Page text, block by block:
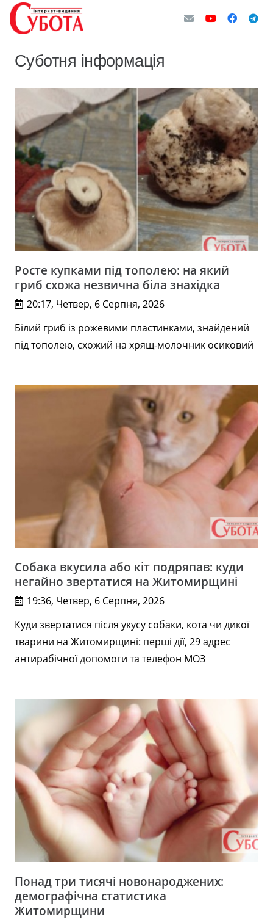
Суботня інформація
Росте купками під тополею: на який
гриб схожа незвична біла знахідка
20:17, Четвер, 6 Серпня, 2026
Білий гриб із рожевими пластинками, знайдений
під тополею, схожий на хрящ-молочник осиковий
Собака вкусила або кіт подряпав: куди
негайно звертатися на Житомирщині
19:36, Четвер, 6 Серпня, 2026
Куди звертатися після укусу собаки, кота чи дикої
тварини на Житомирщині: перші дії, 29 адрес
антирабічної допомоги та телефон МОЗ
Понад три тисячі новонароджених:
демографічна статистика
Житомирщини